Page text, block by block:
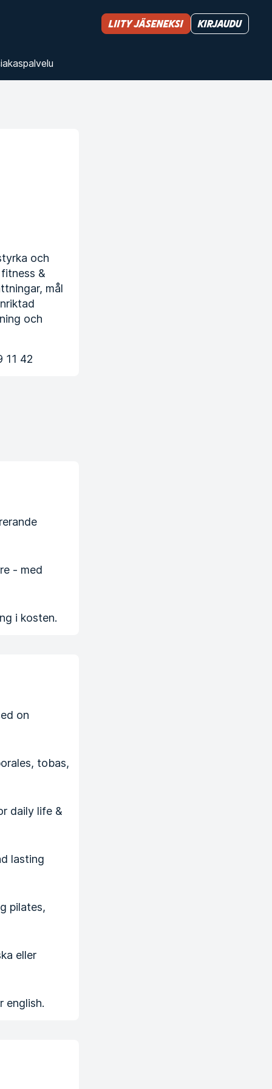
Liity jäseneksi Kirjaudu
och
&
mål
och
11 42
- med
i kosten.
on
tobas,
daily life &
lasting
pilates,
eller
english.